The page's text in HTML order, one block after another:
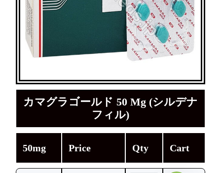
カマグラゴールド 50 Mg (シルデナ
フィル)
50mg Price Qty Cart